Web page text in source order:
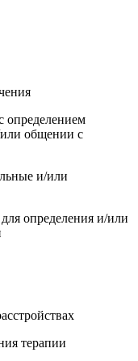
определением
общении с
и/или
определения и/или
терапии